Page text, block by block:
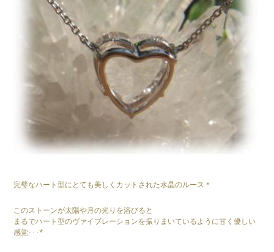
完璧なハート型にとても美しくカットされた水晶のルース＊
このストーンが太陽や月の光りを浴びると
まるでハート型のヴァイブレーションを振りまいているように甘く優しい
感覚･･･*